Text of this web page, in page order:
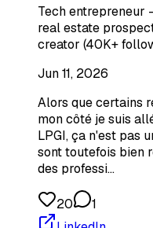
Tech entrepreneur
real estate
creator (40K+
Jun 11, 2026
Alors que certains
mon côté je suis
LPGI, ça n'est pas
sont toutefois bien
des professi…
20
1